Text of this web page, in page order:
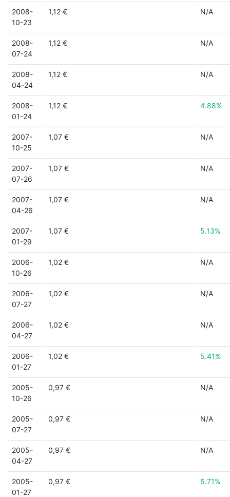
2008-
10-23
1,12 € N/A
2008-
07-24
1,12 € N/A
2008-
04-24
1,12 € N/A
2008-
01-24
1,12 € 4.88%
2007-
10-25
1,07 € N/A
2007-
07-26
1,07 € N/A
2007-
04-26
1,07 € N/A
2007-
01-29
1,07 € 5.13%
2006-
10-26
1,02 € N/A
2006-
07-27
1,02 € N/A
2006-
04-27
1,02 € N/A
2006-
01-27
1,02 € 5.41%
2005-
10-26
0,97 € N/A
2005-
07-27
0,97 € N/A
2005-
04-27
0,97 € N/A
2005-
01-27
0,97 € 5.71%